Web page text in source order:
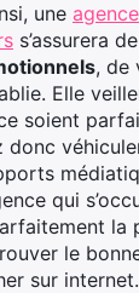
une
s’assurera de
, de
Elle
soient
donc
qui
la
le
sur internet.